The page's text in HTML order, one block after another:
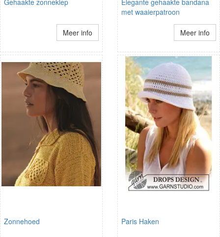
Meer info
met waaierpatroon
Meer info
Zonnehoed Paris Haken